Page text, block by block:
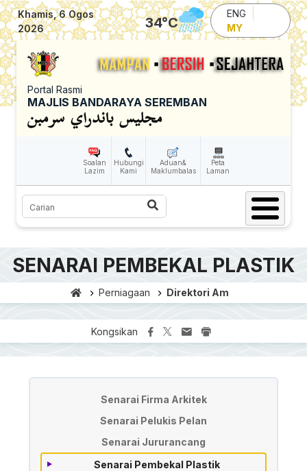
Skip to main content
Khamis, 6 Ogos
2026
34°C
ENG
MY
Portal Rasmi
MAJLIS BANDARAYA SEREMBAN
Soalan
Lazim
Hubungi
Kami
Aduan&
Maklumbalas
Peta
Laman
Carian
SENARAI PEMBEKAL PLASTIK
Perniagaan Direktori Am
Kongsikan
Senarai Firma Arkitek
Senarai Pelukis Pelan
Senarai Jururancang
Senarai Pembekal Plastik